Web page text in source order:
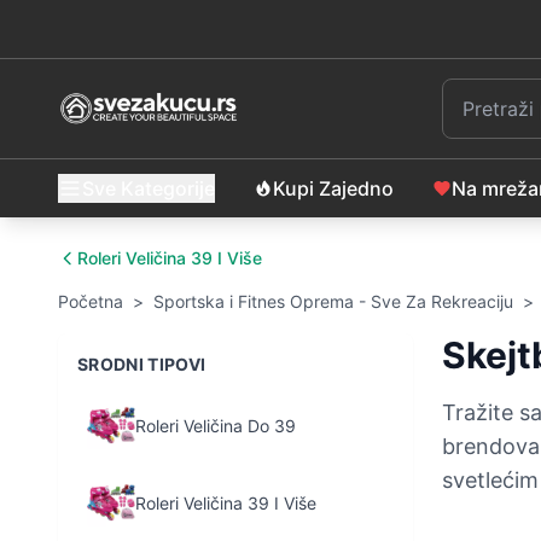
Kupi Zajedno Na
Roleri Veličina 39 I Više
Početna > Sportska i Fitnes Oprema - Sve Za Rekreaciju >
SRODNI TIPOVI
Roleri Veličina Do 39
Roleri Veličina 39 I Više
Tražite